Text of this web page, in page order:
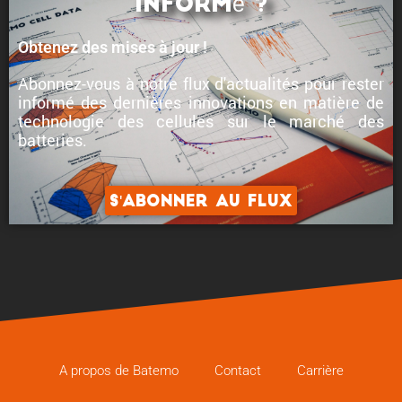
informé ?
Obtenez des mises à jour !
Abonnez-vous à notre flux d'actualités pour rester
informé desdernières innovations en matière de
technologie des cellulessur le marché des
batteries.
S'abonner au flux
A propos de Batemo Contact Carrière